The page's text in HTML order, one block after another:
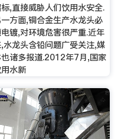
,直接威胁人们饮用水安全.
方面,铜合金生产水龙头必
镀,对环境危害很严重.近年
水龙头含铅问题广受关注,媒
诸多报道.2012年7月,国家
水新